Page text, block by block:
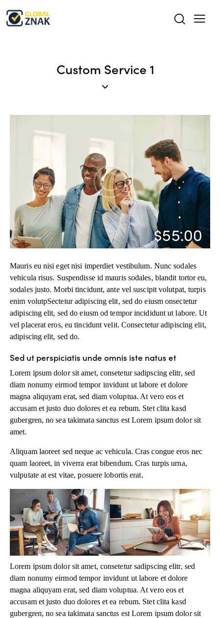
Custom Service 1
$55.00
Mauris eu nisi eget nisi imperdiet vestibulum. Nunc sodales
vehicula risus. Suspendisse id mauris sodales, blandit tortor eu,
sodales justo. Morbi tincidunt, ante vel suscipit volutpat, turpis
enim volutpSectetur adipiscing elit, sed do eiusm onsectetur
adipiscing elit, sed do eiusm od tempor incididunt ut labore. Ut
vel placerat eros, eu tincidunt velit. Consectetur adipiscing elit,
adipiscing elit, sed do.
Sed ut perspiciatis unde omnis iste natus et
Lorem ipsum dolor sit amet, consetetur sadipscing elitr, sed
diam nonumy eirmod tempor invidunt ut labore et dolore
magna aliquyam erat, sed diam voluptua. At vero eos et
accusam et justo duo dolores et ea rebum. Stet clita kasd
gubergren, no sea takimata sanctus est Lorem ipsum dolor sit
amet.
Aliquam laoreet sed neque ac vehicula. Cras congue eros nec
quam laoreet, in viverra erat bibendum. Cras turpis urna,
vulputate at est vitae, posuere lobortis erat.
Lorem ipsum dolor sit amet, consetetur sadipscing elitr, sed
diam nonumy eirmod tempor invidunt ut labore et dolore
magna aliquyam erat, sed diam voluptua. At vero eos et
accusam et justo duo dolores et ea rebum. Stet clita kasd
gubergren, no sea takimata sanctus est Lorem ipsum dolor sit